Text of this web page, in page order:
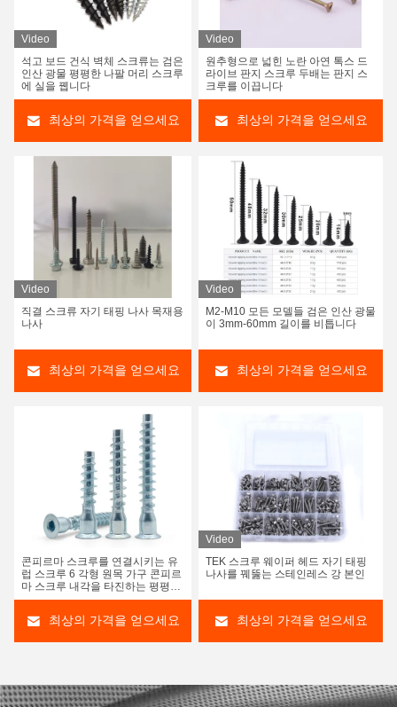
Video
석고 보드 건식 벽체 스크류는 검은
인산 광물 평평한 나팔 머리 스크루
에 실을 뀁니다
최상의 가격을 얻으세요
Video
원추형으로 넓힌 노란 아연 톡스 드
라이브 판지 스크루 두배는 판지 스
크루를 이끕니다
최상의 가격을 얻으세요
Video
직결 스크류 자기 태핑 나사 목재용
나사
최상의 가격을 얻으세요
Video
M2-M10 모든 모델들 검은 인산 광물
이 3mm-60mm 길이를 비틉니다
최상의 가격을 얻으세요
콘피르마 스크루를 연결시키는 유
럽 스크루 6 각형 원목 가구 콘피르
마 스크루 내각을 타진하는 평평한
헤드 구동 본인
최상의 가격을 얻으세요
Video
TEK 스크루 웨이퍼 헤드 자기 태핑
나사를 꿰뚫는 스테인레스 강 본인
최상의 가격을 얻으세요